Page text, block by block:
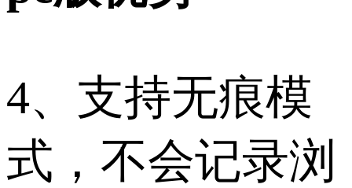
4、支持无痕模
式，不会记录浏